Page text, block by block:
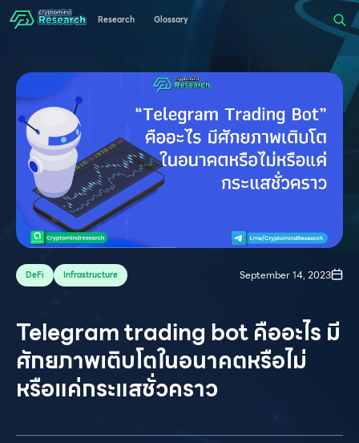
Research Glossary
DeFi Infrastructure September 14, 2023
Telegram trading bot คืออะไร มี
ศักยภาพเติบโตในอนาคตหรือไม่
หรือแค่กระแสชั่วคราว